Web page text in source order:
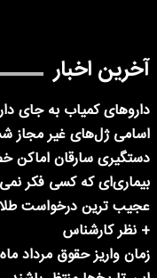
آخرین اخبار
داروهای کمیاب به جای
اسامی ژل‌های غیر
دستگیری سارقان اماکن
بیماری‌ای که کسی فکر
عجیب ترین درخواست
+ نظر کارشناس
زمان واریز حقوق مرداد